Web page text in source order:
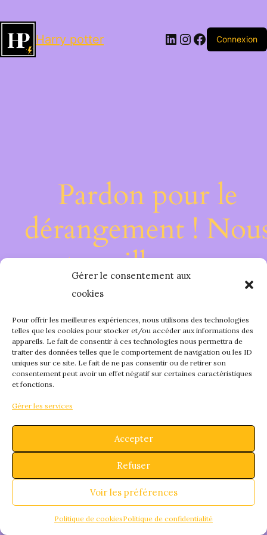
Gérer le consentement aux
cookies
Pour offrir les meilleures expériences, nous utilisons des technologies
telles que les cookies pour stocker et/ou accéder aux informations des
appareils. Le fait de consentir à ces technologies nous permettra de
traiter des données telles que le comportement de navigation ou les ID
uniques sur ce site. Le fait de ne pas consentir ou de retirer son
consentement peut avoir un effet négatif sur certaines caractéristiques
et fonctions.
Gérer les services
Accepter
Refuser
Voir les préférences
Politique de cookiesPolitique de confidentialité
Harry potter LinkedIn
Instagram
Facebook
Connexion
Pardon pour le
dérangement !
travaillons sur
quelque chose de
fantastique –
bientôt !